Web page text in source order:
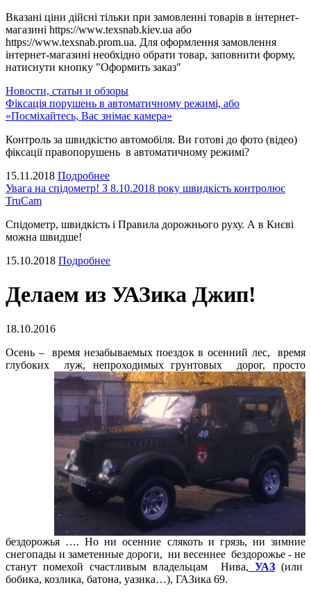
Вказані ціни дійсні тільки при замовленні товарів в інтернет-
магазині https://www.texsnab.kiev.ua або
https://www.texsnab.prom.ua. Для оформлення замовлення
інтернет-магазині необхідно обрати товар, заповнити форму,
натиснути кнопку "Оформить заказ"
Новости, статьи и обзоры
Фіксація порушень в автоматичному режимі, або
«Посміхайтесь, Вас знімає камера»
Контроль за швидкістю автомобіля. Ви готові до фото (відео)
фіксації правопорушень в автоматичному режимі?
15.11.2018 Подробнее
Увага на спідометр! З 8.10.2018 року швидкість контролює
TruCam
Спідометр, швидкість і Правила дорожнього руху. А в Києві
можна швидше!
15.10.2018 Подробнее
Делаем из УАЗика Джип!
18.10.2016
Осень – время незабываемых поездок в осенний лес, время
глубоких луж, непроходимых грунтовых дорог, просто
бездорожья …. Но ни осенние слякоть и грязь, ни зимние
снегопады и заметенные дороги, ни весеннее бездорожье - не
станут помехой счастливым владельцам Нива, УАЗ(или
бобика, козлика, батона, уазика…), ГАЗика 69.